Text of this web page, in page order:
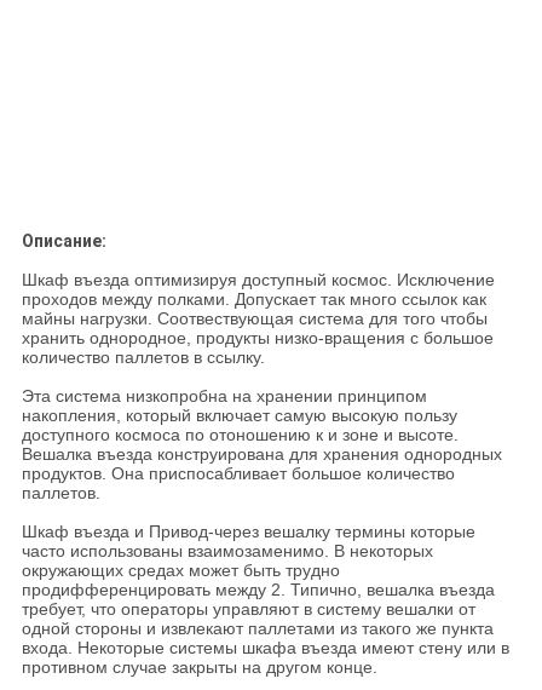
Описание:
Шкаф въезда оптимизируя доступный космос. Исключение
проходов между полками. Допускает так много ссылок как
майны нагрузки. Соотвествующая система для того чтобы
хранить однородное, продукты низко-вращения с большое
количество паллетов в ссылку.
Эта система низкопробна на хранении принципом
накопления, который включает самую высокую пользу
доступного космоса по отоношению к и зоне и высоте.
Вешалка въезда конструирована для хранения однородных
продуктов. Она приспосабливает большое количество
паллетов.
Шкаф въезда и Привод-через вешалку термины которые
часто использованы взаимозаменимо. В некоторых
окружающих средах может быть трудно
продифференцировать между 2. Типично, вешалка въезда
требует, что операторы управляют в систему вешалки от
одной стороны и извлекают паллетами из такого же пункта
входа. Некоторые системы шкафа въезда имеют стену или в
противном случае закрыты на другом конце.